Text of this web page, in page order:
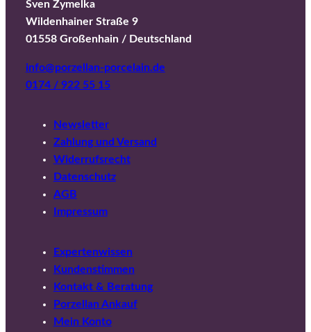
Sven Zymelka
Wildenhainer Straße 9
01558 Großenhain / Deutschland
info@porzellan-porcelain.de
0174 / 922 55 15
Newsletter
Zahlung und Versand
Widerrufsrecht
Datenschutz
AGB
Impressum
Expertenwissen
Kundenstimmen
Kontakt & Beratung
Porzellan Ankauf
Mein Konto